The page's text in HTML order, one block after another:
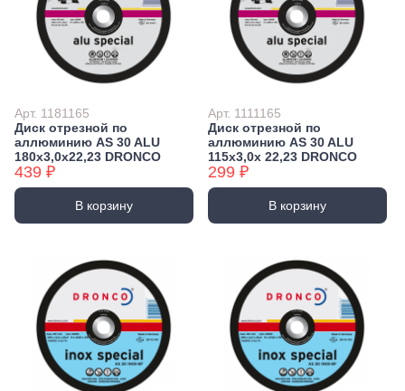
Арт. 1181165
Диск отрезной по
аллюминию AS 30 ALU
180х3,0х22,23 DRONCO
439 ₽
В корзину
Арт. 1111165
Диск отрезной по
аллюминию AS 30 ALU
115х3,0х 22,23 DRONCO
299 ₽
В корзину